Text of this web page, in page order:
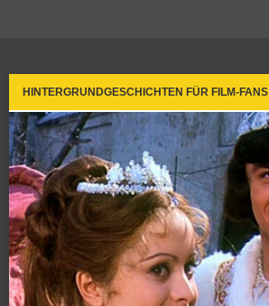
HINTERGRUNDGESCHICHTEN FÜR FILM-FANS